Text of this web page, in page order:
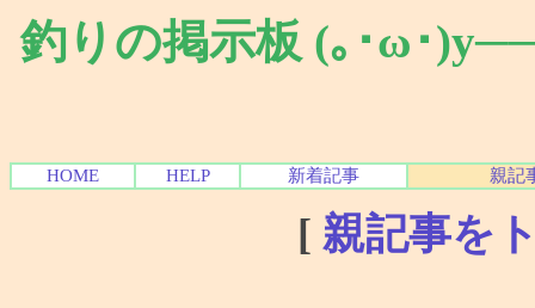
釣りの掲示板 (｡･ω･
HOME HELP 新着記事 親記
[ 親記事を